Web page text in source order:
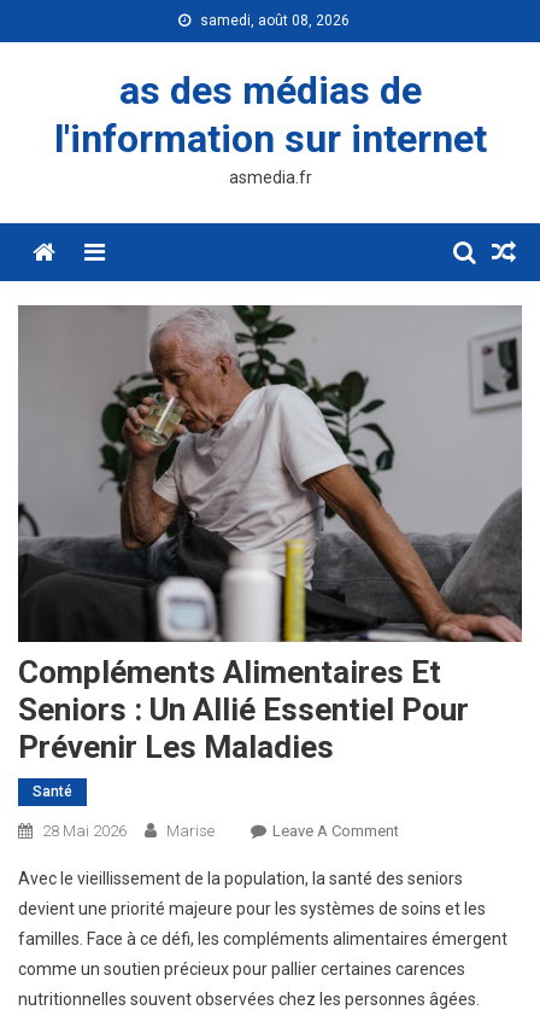
to
samedi, août 08, 2026
as des médias de
l'information sur internet
asmedia.fr
Menu
Compléments Alimentaires Et
Seniors : Un Allié Essentiel Pour
Prévenir Les Maladies
Santé
28 Mai 2026 Marise Leave A CommentOn
Alimentaires
Et
Seniors
:
Un
Avec le vieillissement de la population, la santé des seniors
devient une priorité majeure pour les systèmes de soins et les
familles. Face à ce défi, les compléments alimentaires émergent
comme un soutien précieux pour pallier certaines carences
nutritionnelles souvent observées chez les personnes âgées.